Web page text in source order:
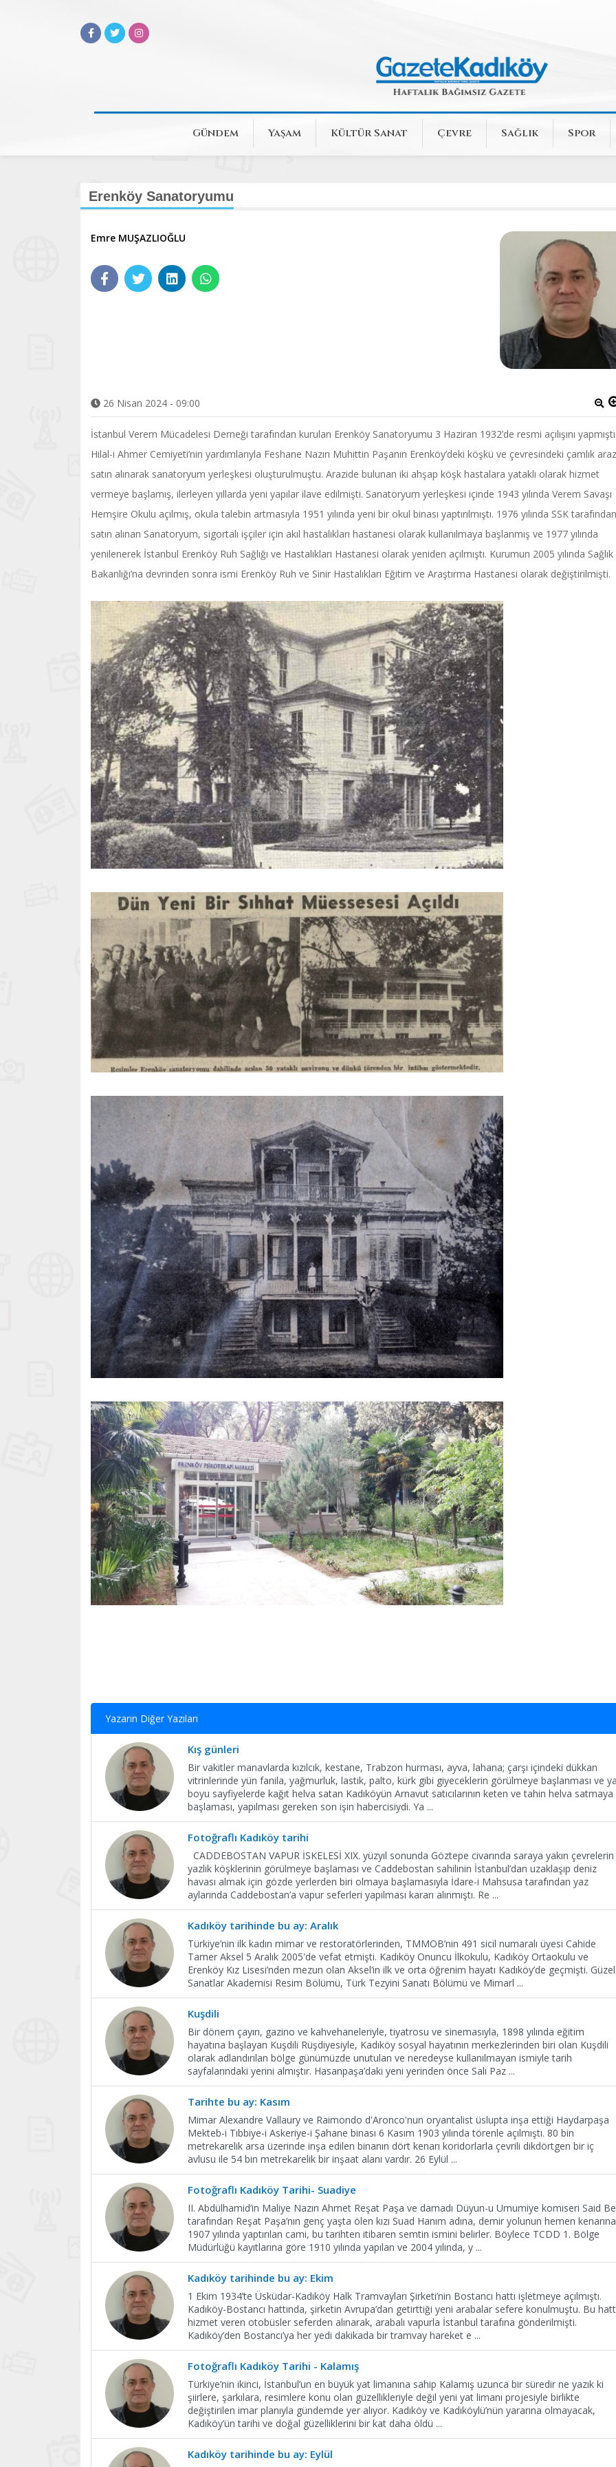
Gündem Yaşam Kültür Sanat Çevre Sağlık Spor
Erenköy Sanatoryumu
Emre MUŞAZLIOĞLU
26 Nisan 2024 - 09:00
İstanbul Verem Mücadelesi Derneği tarafından kurulan Erenköy Sanatoryumu 3 Haziran 1932’de resmi açılışını
Hilal-i Ahmer Cemiyeti’nin yardımlarıyla Feshane Nazırı Muhittin Paşanın Erenköy’deki köşkü ve çevresindeki çamlık
satın alınarak sanatoryum yerleşkesi oluşturulmuştu. Arazide bulunan iki ahşap köşk hastalara yataklı olarak hizmet
vermeye başlamış, ilerleyen yıllarda yeni yapılar ilave edilmişti. Sanatoryum yerleşkesi içinde 1943 yılında Verem Savaşı
Hemşire Okulu açılmış, okula talebin artmasıyla 1951 yılında yeni bir okul binası yaptırılmıştı. 1976 yılında SSK tarafından
satın alınan Sanatoryum, sigortalı işçiler için akıl hastalıkları hastanesi olarak kullanılmaya başlanmış ve 1977 yılında
yenilenerek İstanbul Erenköy Ruh Sağlığı ve Hastalıkları Hastanesi olarak yeniden açılmıştı. Kurumun 2005 yılında Sağlık
Bakanlığı’na devrinden sonra ismi Erenköy Ruh ve Sinir Hastalıkları Eğitim ve Araştırma Hastanesi olarak değiştirilmişti.
Yazarın Diğer Yazıları
Kış günleri
Bir vakitler manavlarda kızılcık, kestane, Trabzon hurması, ayva, lahana; çarşı içindeki dükkan
vitrinlerinde yün fanila, yağmurluk, lastik, palto, kürk gibi giyeceklerin görülmeye başlanması ve
boyu sayfiyelerde kağıt helva satan Kadıköyün Arnavut satıcılarının keten ve tahin helva satmaya
başlaması, yapılması gereken son işin habercisiydi. Ya ...
Fotoğraflı Kadıköy tarihi
CADDEBOSTAN VAPUR İSKELESİ XIX. yüzyıl sonunda Göztepe civarında saraya yakın çevrelerin
yazlık köşklerinin görülmeye başlaması ve Caddebostan sahilinin İstanbul’dan uzaklaşıp deniz
havası almak için gözde yerlerden biri olmaya başlamasıyla İdare-i Mahsusa tarafından yaz
aylarında Caddebostan’a vapur seferleri yapılması kararı alınmıştı. Re ...
Kadıköy tarihinde bu ay: Aralık
Türkiye’nin ilk kadın mimar ve restoratörlerinden, TMMOB’nin 491 sicil numaralı üyesi Cahide
Tamer Aksel 5 Aralık 2005'de vefat etmişti. Kadıköy Onuncu İlkokulu, Kadıköy Ortaokulu ve
Erenköy Kız Lisesi’nden mezun olan Aksel’in ilk ve orta öğrenim hayatı Kadıköy’de geçmişti. Güzel
Sanatlar Akademisi Resim Bölümü, Türk Tezyini Sanatı Bölümü ve Mimarl ...
Kuşdili
Bir dönem çayırı, gazino ve kahvehaneleriyle, tiyatrosu ve sinemasıyla, 1898 yılında eğitim
hayatına başlayan Kuşdili Rüşdiyesiyle, Kadıköy sosyal hayatının merkezlerinden biri olan Kuşdili
olarak adlandırılan bölge günümüzde unutulan ve neredeyse kullanılmayan ismiyle tarih
sayfalarındaki yerini almıştır. Hasanpaşa’daki yeni yerinden önce Salı Paz ...
Tarihte bu ay: Kasım
Mimar Alexandre Vallaury ve Raimondo d'Aronco'nun oryantalist üslupta inşa ettiği Haydarpaşa
Mekteb-i Tıbbiye-i Askeriye-i Şahane binası 6 Kasım 1903 yılında törenle açılmıştı. 80 bin
metrekarelik arsa üzerinde inşa edilen binanın dört kenarı koridorlarla çevrili dikdörtgen bir iç
avlusu ile 54 bin metrekarelik bir inşaat alanı vardır. 26 Eylül ...
Fotoğraflı Kadıköy Tarihi- Suadiye
II. Abdülhamid’in Maliye Nazırı Ahmet Reşat Paşa ve damadı Düyun-u Umumiye komiseri Said
tarafından Reşat Paşa’nın genç yaşta ölen kızı Suad Hanım adına, demir yolunun hemen kenarına
1907 yılında yaptırılan cami, bu tarihten itibaren semtin ismini belirler. Böylece TCDD 1. Bölge
Müdürlüğü kayıtlarına göre 1910 yılında yapılan ve 2004 yılında, y ...
Kadıköy tarihinde bu ay: Ekim
1 Ekim 1934’te Üsküdar-Kadıköy Halk Tramvayları Şirketi’nin Bostancı hattı işletmeye açılmıştı.
Kadıköy-Bostancı hattında, şirketin Avrupa’dan getirttiği yeni arabalar sefere konulmuştu. Bu
hizmet veren otobüsler seferden alınarak, arabalı vapurla İstanbul tarafına gönderilmişti.
Kadıköy’den Bostancı’ya her yedi dakikada bir tramvay hareket e ...
Fotoğraflı Kadıköy Tarihi - Kalamış
Türkiye’nin ikinci, İstanbul’un en büyük yat limanına sahip Kalamış uzunca bir süredir ne yazık ki
şiirlere, şarkılara, resimlere konu olan güzellikleriyle değil yeni yat limanı projesiyle birlikte
değiştirilen imar planıyla gündemde yer alıyor. Kadıköy ve Kadıköylü’nün yararına olmayacak,
Kadıköy’ün tarihi ve doğal güzelliklerini bir kat daha öldü ...
Kadıköy tarihinde bu ay: Eylül
Haftanın Pusulası